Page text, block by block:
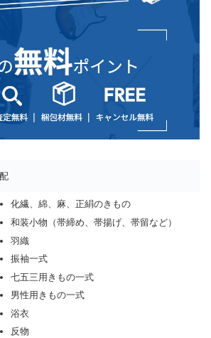
化繊、綿、麻、正絹のきもの
和装小物（帯締め、帯揚げ、帯留など）
羽織
振袖一式
七五三用きもの一式
男性用きもの一式
浴衣
反物